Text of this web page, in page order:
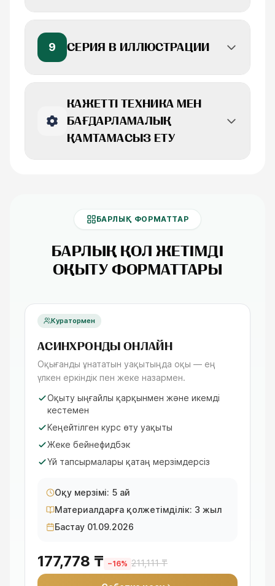
9 СЕРИЯ В ИЛЛЮСТРАЦИИ
КАЖЕТТІ ТЕХНИКА МЕН
БАҒДАРЛАМАЛЫҚ
ҚАМТАМАСЫЗ ЕТУ
БАРЛЫҚ ФОРМАТТАР
БАРЛЫҚ ҚОЛ ЖЕТІМДІ
ОҚЫТУ ФОРМАТТАРЫ
Куратормен
АСИНХРОНДЫ ОНЛАЙН
Оқығанды ұнататын уақытыңда оқы — ең
үлкен еркіндік пен жеке назармен.
Оқыту ыңғайлы қарқынмен және икемді
кестемен
Кеңейтілген курс өту уақыты
Жеке бейнефидбэк
Үй тапсырмалары қатаң мерзімдерсіз
Оқу мерзімі: 5 ай
Материалдарға қолжетімділік: 3 жыл
Бастау 01.09.2026
177,778 ₸ −16% 211,111 ₸